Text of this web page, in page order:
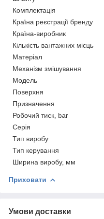
Комплектація
Країна реєстрації бренду
Країна-виробник
Кількість вантажних місць
Матеріал
Механізм змішування
Мoдель
Поверхня
Призначення
Робочий тиск, bar
Серія
Тип виробу
Тип керування
Ширина виробу, мм
Приховати
Умови доставки